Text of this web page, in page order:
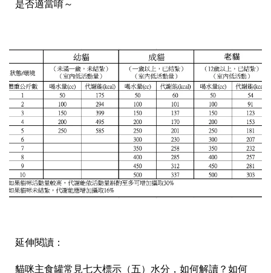
是否適當唷～
延伸閱讀：
貓咪主食罐常見七大標示（五）水分，如何解讀？如何